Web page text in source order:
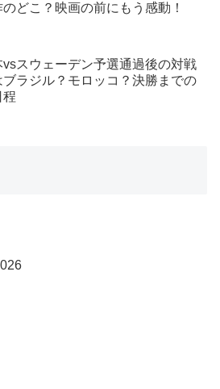
のどこ？映画の前にもう感動！
vsスウェーデン予選通過後の対戦
ブラジル？モロッコ？決勝までの
程